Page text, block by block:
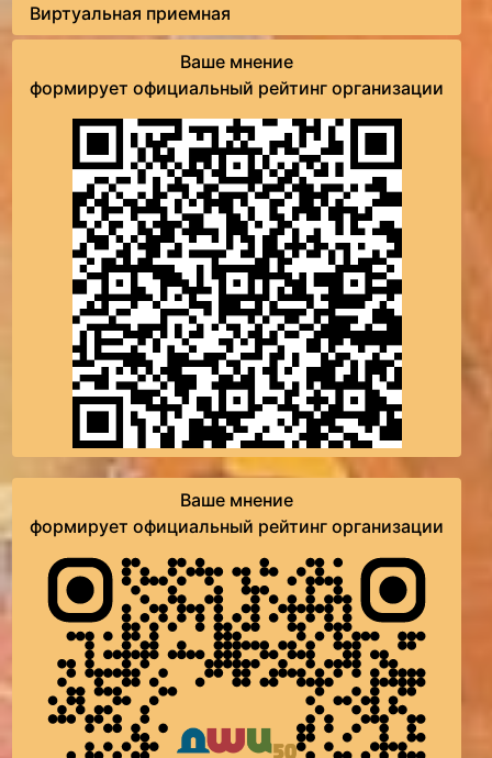
Виртуальная приемная
Ваше мнение
формирует официальный рейтинг организации
Ваше мнение
формирует официальный рейтинг организации